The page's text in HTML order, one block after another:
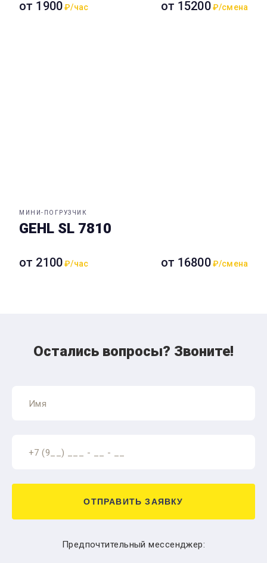
от 1900₽/час от 15200₽/смена
МИНИ-ПОГРУЗЧИК
GEHL SL 7810
от 2100₽/час от 16800₽/смена
Остались вопросы? Звоните!
ОТПРАВИТЬ ЗАЯВКУ
Предпочтительный мессенджер: